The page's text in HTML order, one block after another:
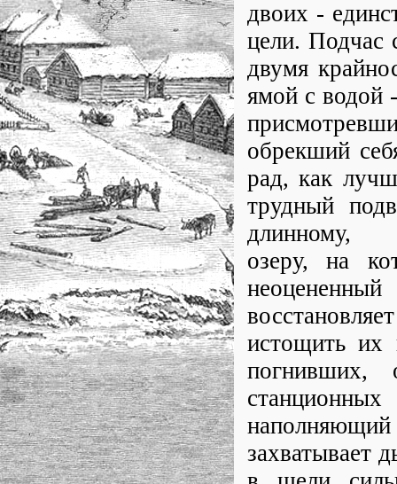
двоих -
цели. Подчас
двумя
ямой с водой
обрекший
рад, как
трудный
длинному,
озеру, на
истощить их
погнивших,
захватывает